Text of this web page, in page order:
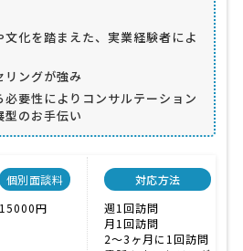
化を踏まえた、実業経験者によ
リングが強み
要性によりコンサルテーション
型のお手伝い
個別面談料
15000円
対応方法
週1回訪問
月1回訪問
2〜3ヶ月に1回訪問